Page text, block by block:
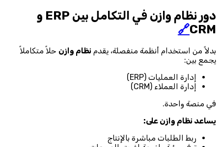
دور نظام وازن في التكامل بين ERP و
CRM
🔗
بدلاً من استخدام أنظمة منفصلة، يقدم نظام وازن حلاً متكاملاً
يجمع بين:
إدارة العمليات (ERP)
إدارة العملاء (CRM)
في منصة واحدة.
يساعد نظام وازن على:
ربط الطلبات مباشرة بالإنتاج